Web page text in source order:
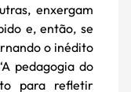
enxergam
e, então, se
o inédito
pedagogia do
para refletir